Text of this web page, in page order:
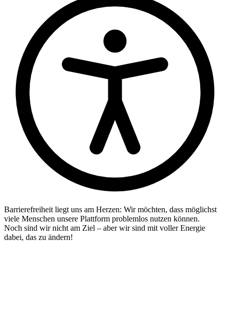
Barrierefreiheit liegt uns am Herzen: Wir möchten, dass möglichst
viele Menschen unsere Plattform problemlos nutzen können.
Noch sind wir nicht am Ziel – aber wir sind mit voller Energie
dabei, das zu ändern!